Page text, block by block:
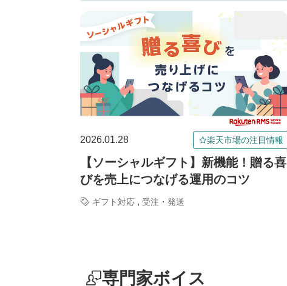
2026.01.28 楽天市場の注目情報
【ソーシャルギフト】新機能！贈る喜
びを売上につなげる運用のコツ
ギフト対応 , 受注・発送
専門家ボイス